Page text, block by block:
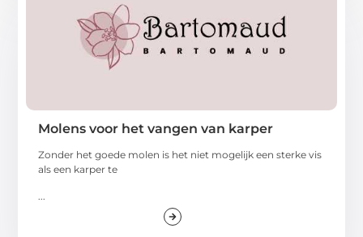
Molens voor het vangen van karper
Zonder het goede molen is het niet mogelijk een sterke vis
als een karper te